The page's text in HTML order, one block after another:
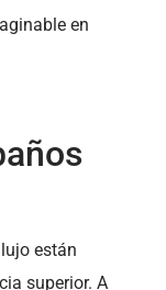
en
están
superior. A